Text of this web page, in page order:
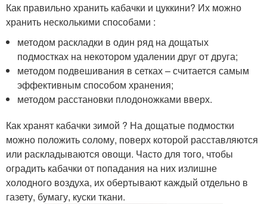
Как правильно хранить кабачки и цуккини? Их можно
хранить несколькими способами :
методом раскладки в один ряд на дощатых
подмостках на некотором удалении друг от друга;
методом подвешивания в сетках – считается самым
эффективным способом хранения;
методом расстановки плодоножками вверх.
Как хранят кабачки зимой ? На дощатые подмостки
можно положить солому, поверх которой расставляются
или раскладываются овощи. Часто для того, чтобы
оградить кабачки от попадания на них излишне
холодного воздуха, их обертывают каждый отдельно в
газету, бумагу, куски ткани.